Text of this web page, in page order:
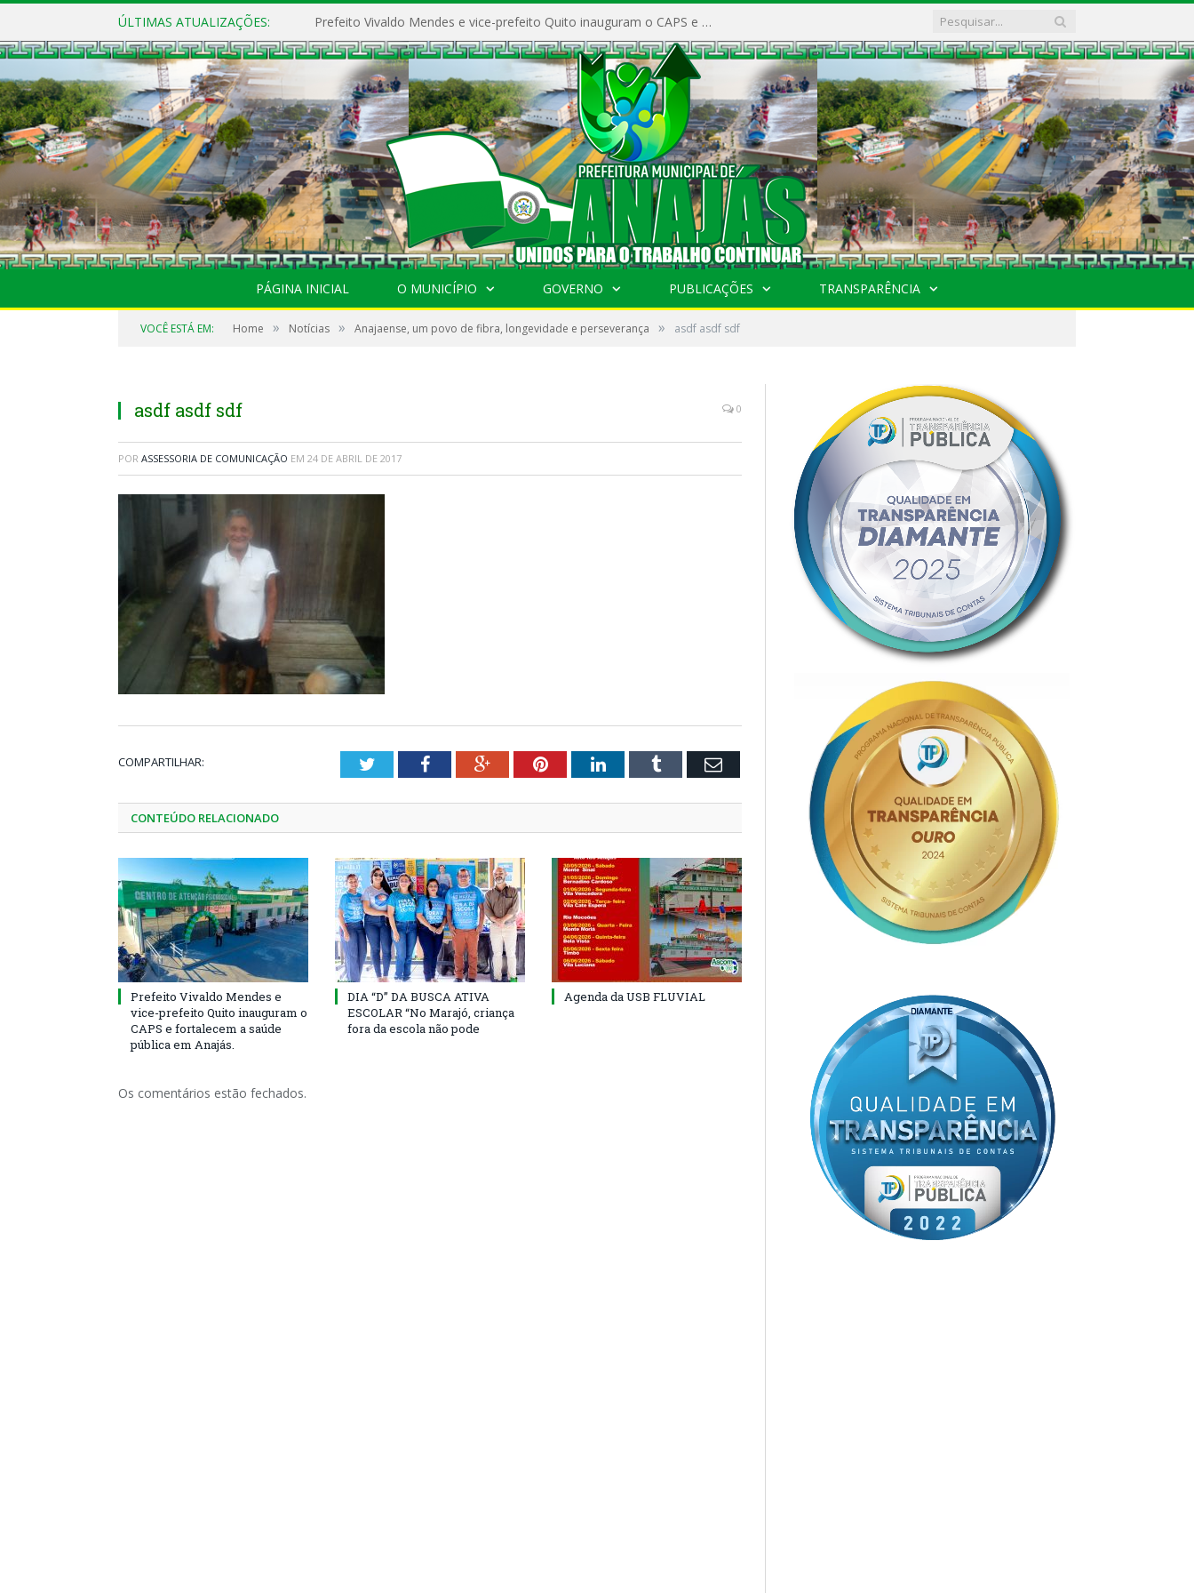
ÚLTIMAS ATUALIZAÇÕES: Prefeito Vivaldo Mendes e vice-prefeito Quito inauguram o CAPS e fortalecem a saúde pública em Anajás.
PÁGINA INICIAL O MUNICÍPIO GOVERNO PUBLICAÇÕES TRANSPARÊNCIA
VOCÊ ESTÁ EM: Home » Notícias » Anajaense, um povo de fibra, longevidade e perseverança » asdf asdf sdf
asdf asdf sdf 0
POR ASSESSORIA DE COMUNICAÇÃO EM 24 DE ABRIL DE 2017
COMPARTILHAR: TwitterFacebookGoogle+PinterestLinkedInTumblr Email
CONTEÚDO RELACIONADO
Prefeito Vivaldo Mendes e
vice-prefeito Quito inauguram o
CAPS e fortalecem a saúde
pública em Anajás.
DIA “D” DA BUSCA ATIVA
ESCOLAR “No Marajó, criança
fora da escola não pode
Agenda da USB FLUVIAL
Os comentários estão fechados.